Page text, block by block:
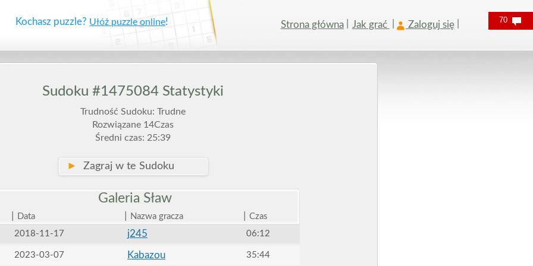
Kochasz puzzle? Ułóż puzzle online! Strona główna Jak grać Zaloguj się
Sudoku #1475084 Statystyki
Trudność Sudoku: Trudne
Rozwiązane 14Czas
Średni czas: 25:39
► Zagraj w te Sudoku
Galeria Sław
Data Nazwa gracza
Czas
2018-11-17
j245 06:12
2023-03-07 Kabazou 35:44
70